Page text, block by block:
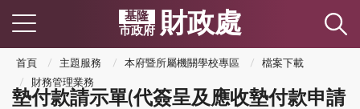
基隆
市政府 財政處
首頁 主題服務 本府暨所屬機關學校專區
檔案下載
財務管理業務
墊付款請示單(代簽呈及應收墊付款申請